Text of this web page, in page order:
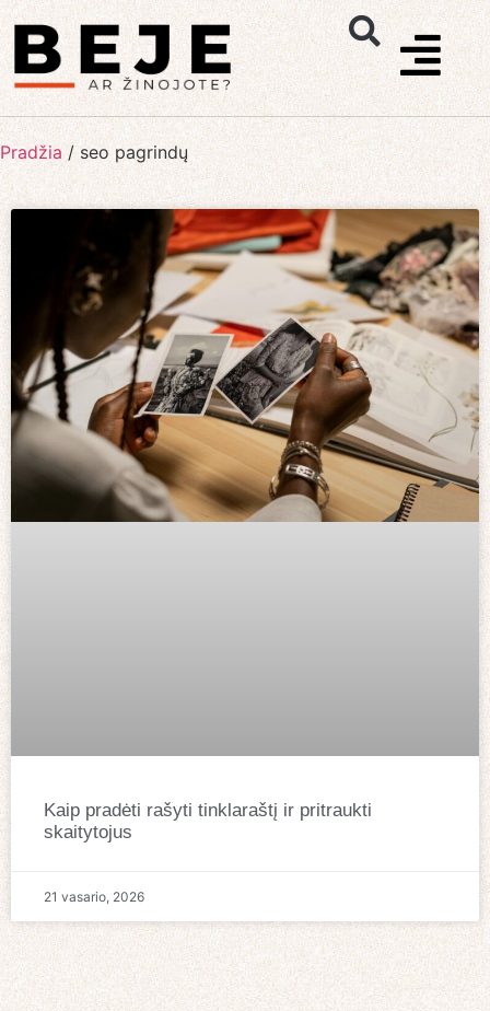
Pradžia / seo pagrindų
Kaip pradėti rašyti tinklaraštį ir pritraukti
skaitytojus
21 vasario, 2026